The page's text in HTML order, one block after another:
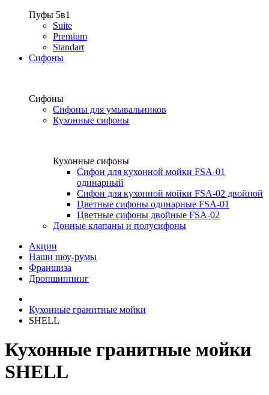
Пуфы 5в1
Suite
Premium
Standart
Сифоны
Сифоны
Сифоны для умывальников
Кухонные сифоны
Кухонные сифоны
Сифон для кухонной мойки FSA-01
одинарный
Сифон для кухонной мойки FSA-02 двойной
Цветные сифоны одинарные FSA-01
Цветные сифоны двойные FSA-02
Донные клапаны и полусифоны
Акции
Наши шоу-румы
Франшиза
Дропшиппинг
Кухонные гранитные мойки
SHELL
Кухонные гранитные мойки
SHELL